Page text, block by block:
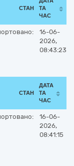
СТАН
ТА
ЧАС
16-06-
2026,
08:43:23
СТАН
ДАТА
ТА
ЧАС
16-06-
2026,
08:41:15